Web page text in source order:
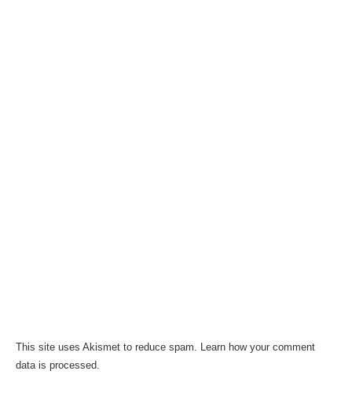
This site uses Akismet to reduce spam. Learn how your comment
data is processed.